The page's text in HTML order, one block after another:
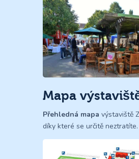
Mapa
Přehledná mapa výstaviště
díky které se určitě neztratíte.